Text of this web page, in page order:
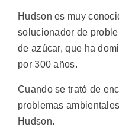
Hudson es muy
solucionador de
de azúcar, que ha
por 300 años.
Cuando se trató de
problemas
Hudson.